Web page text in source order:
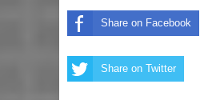
Share on Facebook
Share on Twitter